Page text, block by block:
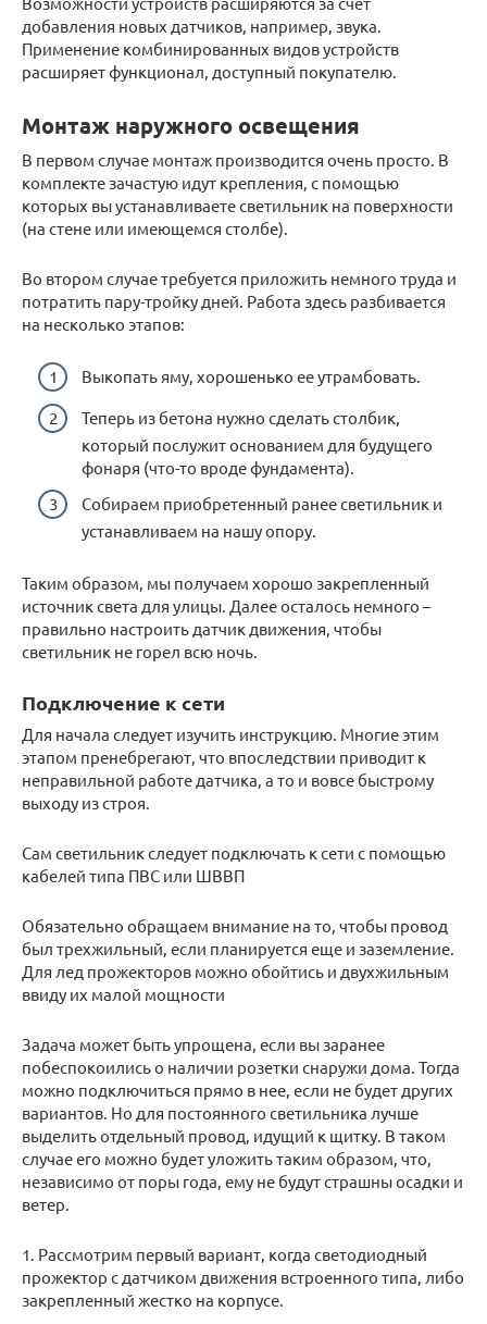
добавления новых датчиков, например, звука.
Применение комбинированных видов устройств
расширяет функционал, доступный покупателю.
Монтаж наружного освещения
В первом случае монтаж производится очень просто. В
комплекте зачастую идут крепления, с помощью
которых вы устанавливаете светильник на поверхности
(на стене или имеющемся столбе).
Во втором случае требуется приложить немного труда и
потратить пару-тройку дней. Работа здесь разбивается
на несколько этапов:
Выкопать яму, хорошенько ее утрамбовать.
Теперь из бетона нужно сделать столбик,
который послужит основанием для будущего
фонаря (что-то вроде фундамента).
Собираем приобретенный ранее светильник и
устанавливаем на нашу опору.
Таким образом, мы получаем хорошо закрепленный
источник света для улицы. Далее осталось немного –
правильно настроить датчик движения, чтобы
светильник не горел всю ночь.
Подключение к сети
Для начала следует изучить инструкцию. Многие этим
этапом пренебрегают, что впоследствии приводит к
неправильной работе датчика, а то и вовсе быстрому
выходу из строя.
Сам светильник следует подключать к сети с помощью
кабелей типа ПВС или ШВВП
Обязательно обращаем внимание на то, чтобы провод
был трехжильный, если планируется еще и заземление.
Для лед прожекторов можно обойтись и двухжильным
ввиду их малой мощности
Задача может быть упрощена, если вы заранее
побеспокоились о наличии розетки снаружи дома. Тогда
можно подключиться прямо в нее, если не будет других
вариантов. Но для постоянного светильника лучше
выделить отдельный провод, идущий к щитку. В таком
случае его можно будет уложить таким образом, что,
независимо от поры года, ему не будут страшны осадки и
ветер.
1. Рассмотрим первый вариант, когда светодиодный
прожектор с датчиком движения встроенного типа, либо
закрепленный жестко на корпусе.